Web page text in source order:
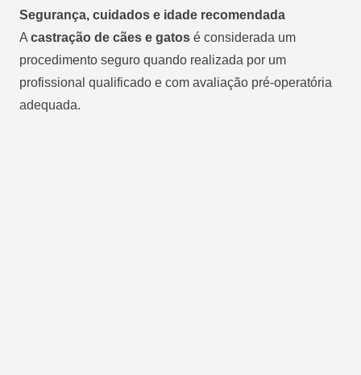
Segurança, cuidados e idade recomendada
A castração de cães e gatos é considerada um
procedimento seguro quando realizada por um
profissional qualificado e com avaliação pré-operatória
adequada.